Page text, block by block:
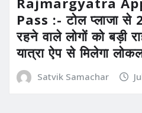
Pass :- टोल प्लाजा से
रहने वाले लोगों को बड़ी
यात्रा ऐप से मिलेगा
Satvik Samachar